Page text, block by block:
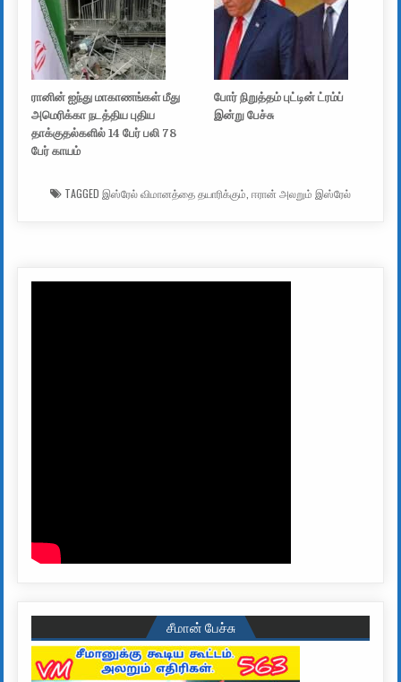
ரானின் ஐந்து மாகாணங்கள் மீது
அமெரிக்கா நடத்திய புதிய
தாக்குதல்களில் 14 பேர் பலி 78
பேர் காயம்
போர் நிறுத்தம் புட்டின் ட்ரம்ப்
இன்று பேச்சு
TAGGED இஸ்ரேல் விமானத்தை தயாரிக்கும் ஈரான் அலறும் இஸ்ரேல்
சீமான் பேச்சு